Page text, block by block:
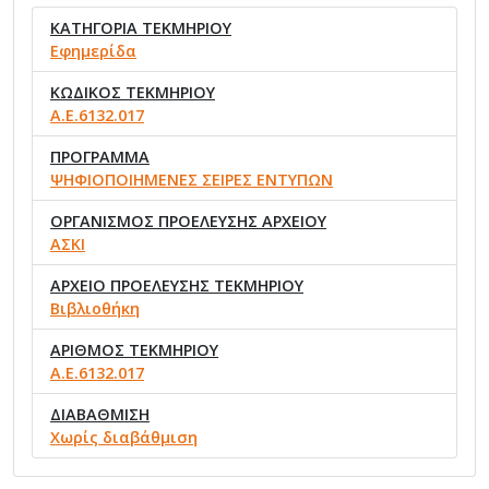
ΚΑΤΗΓΟΡΙΑ ΤΕΚΜΗΡΙΟΥ
Εφημερίδα
ΚΩΔΙΚΟΣ ΤΕΚΜΗΡΙΟΥ
Α.Ε.6132.017
ΠΡΟΓΡΑΜΜΑ
ΨΗΦΙΟΠΟΙΗΜΕΝΕΣ ΣΕΙΡΕΣ ΕΝΤΥΠΩΝ
ΟΡΓΑΝΙΣΜΟΣ ΠΡΟΕΛΕΥΣΗΣ ΑΡΧΕΙΟΥ
ΑΣΚΙ
ΑΡΧΕΙΟ ΠΡΟΕΛΕΥΣΗΣ ΤΕΚΜΗΡΙΟΥ
Βιβλιοθήκη
ΑΡΙΘΜΟΣ ΤΕΚΜΗΡΙΟΥ
Α.Ε.6132.017
ΔΙΑΒΑΘΜΙΣΗ
Χωρίς διαβάθμιση